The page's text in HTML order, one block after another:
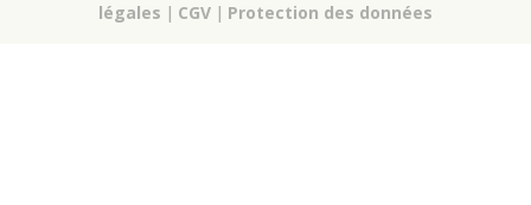
légales | CGV | Protection des données